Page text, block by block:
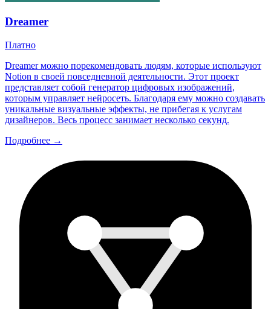
Dreamer
Платно
Dreamer можно порекомендовать людям, которые используют
Notion в своей повседневной деятельности. Этот проект
представляет собой генератор цифровых изображений,
которым управляет нейросеть. Благодаря ему можно создавать
уникальные визуальные эффекты, не прибегая к услугам
дизайнеров. Весь процесс занимает несколько секунд.
Подробнее →